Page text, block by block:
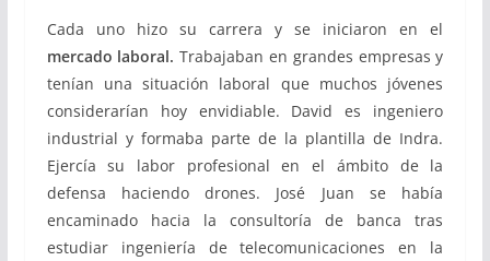
Cada uno hizo su carrera y se iniciaron en el
mercado laboral. Trabajaban en grandes empresas y
tenían una situación laboral que muchos jóvenes
considerarían hoy envidiable. David es ingeniero
industrial y formaba parte de la plantilla de Indra.
Ejercía su labor profesional en el ámbito de la
defensa haciendo drones. José Juan se había
encaminado hacia la consultoría de banca tras
estudiar ingeniería de telecomunicaciones en la